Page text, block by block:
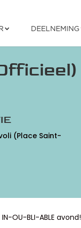
DEELNEMING
(Place Saint-
OU-BLI-ABLE avond!